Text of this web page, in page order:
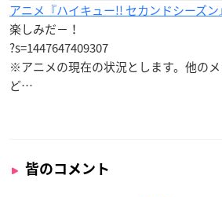
アニメ『ハイキュー!! セカンドシーズン
楽しみだ−！
?s=1447647409307
※アニメの現在の状況とします。他の
ど…
皆のコメント